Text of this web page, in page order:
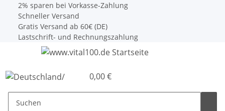
2% sparen bei Vorkasse-Zahlung
Schneller Versand
Gratis Versand ab 60€ (DE)
Lastschrift- und Rechnungszahlung
0,00 €